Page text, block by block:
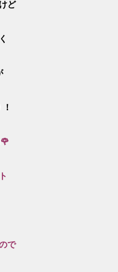
ど
で